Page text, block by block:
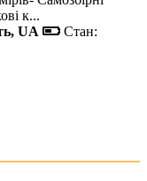
к...
UA
Стан: